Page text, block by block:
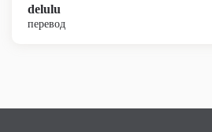
delulu
перевод